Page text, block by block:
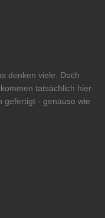
denken viele. Doch
tatsächlich hier
gefertigt - genauso wie